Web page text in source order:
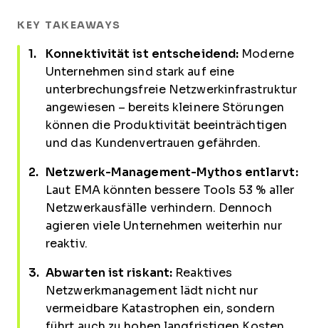
KEY TAKEAWAYS
Konnektivität ist entscheidend: Moderne
Unternehmen sind stark auf eine
unterbrechungsfreie Netzwerkinfrastruktur
angewiesen – bereits kleinere Störungen
können die Produktivität beeinträchtigen
und das Kundenvertrauen gefährden.
Netzwerk-Management-Mythos entlarvt:
Laut EMA könnten bessere Tools 53 % aller
Netzwerkausfälle verhindern. Dennoch
agieren viele Unternehmen weiterhin nur
reaktiv.
Abwarten ist riskant: Reaktives
Netzwerkmanagement lädt nicht nur
vermeidbare Katastrophen ein, sondern